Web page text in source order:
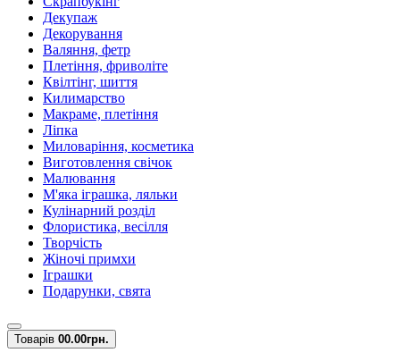
Декупаж
Декорування
Валяння, фетр
Плетіння, фриволіте
Квілтінг, шиття
Килимарство
Макраме, плетіння
Ліпка
Миловаріння, косметика
Виготовлення свічок
Малювання
М'яка іграшка, ляльки
Кулінарний розділ
Флористика, весілля
Творчість
Жіночі примхи
Іграшки
Подарунки, свята
Товарів 00.00грн.